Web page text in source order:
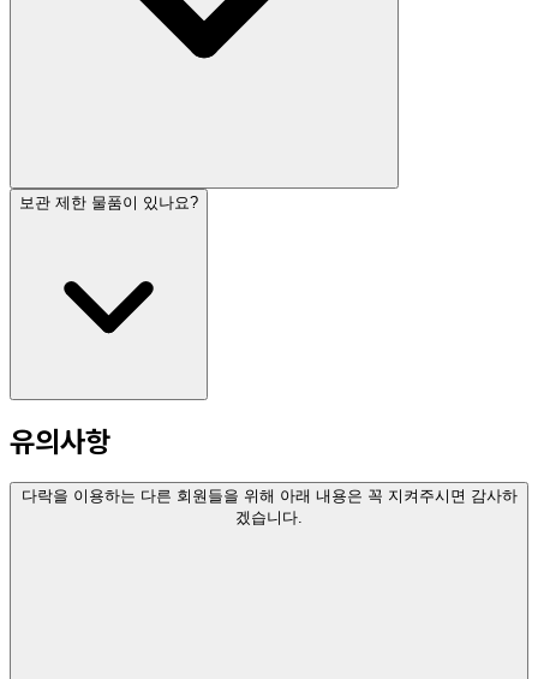
보관 제한 물품이 있나요?
유의사항
다락을 이용하는 다른 회원들을 위해 아래 내용은 꼭 지켜주시면 감사하
겠습니다.